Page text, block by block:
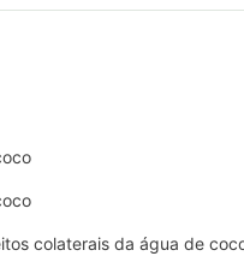
colaterais da água de